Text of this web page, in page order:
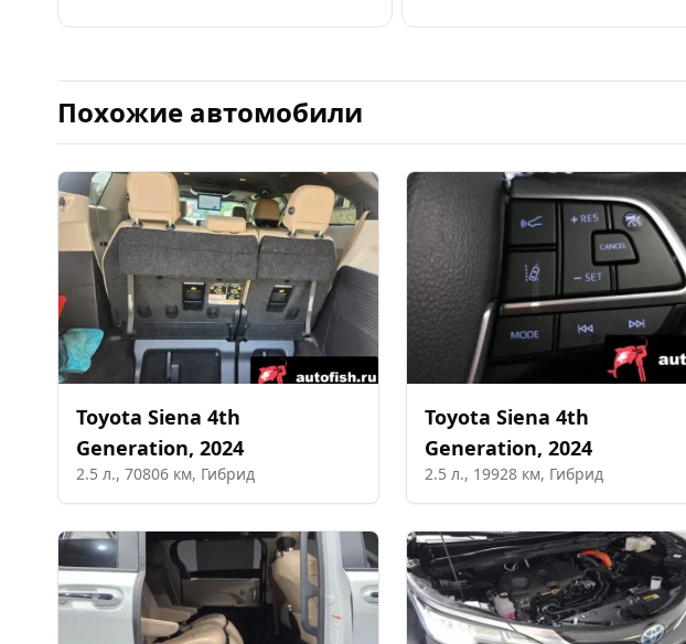
Похожие автомобили
Toyota Siena 4th
Generation, 2024
2.5 л., 70806 км, Гибрид
Toyota Siena 4th
Generation, 2024
2.5 л., 19928 км, Гибрид